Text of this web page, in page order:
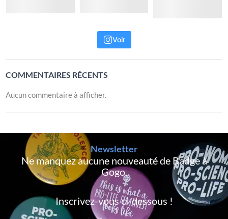
Voir
COMMENTAIRES RÉCENTS
Aucun commentaire à afficher.
Newsletter
Ne manquez aucune nouveauté de Badge à
Gogo,
Inscrivez-vous ci-dessous !